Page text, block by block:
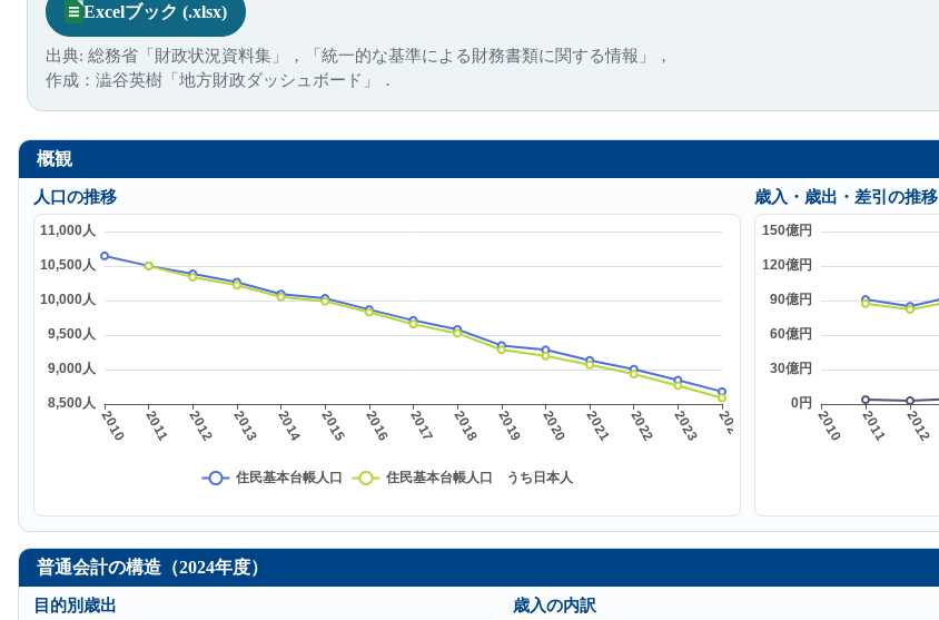
Excelブック (.xlsx)
出典: 総務省「財政状況資料集」，「統一的な基準による財務書類に関する情報」，
作成：澁谷英樹「地方財政ダッシュボード」．
概観
人口の推移
歳入・歳出・差引の推移
普通会計の構造（2024年度）
目的別歳出
歳入の内訳